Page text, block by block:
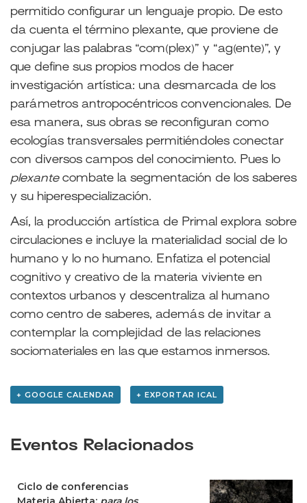
permitido configurar un lenguaje propio. De esto
da cuenta el término plexante, que proviene de
conjugar las palabras “com(plex)” y “ag(ente)”, y
que define sus propios modos de hacer
investigación artística: una desmarcada de los
parámetros antropocéntricos convencionales. De
esa manera, sus obras se reconfiguran como
ecologías transversales permitiéndoles conectar
con diversos campos del conocimiento. Pues lo
plexantecombate la segmentación de los saberes
y su hiperespecialización.
Así, la producción artística de Primal explora sobre
circulaciones e incluye la materialidad social de lo
humano y lo no humano. Enfatiza el potencial
cognitivo y creativo de la materia viviente en
contextos urbanos y descentraliza al humano
como centro de saberes, además de invitar a
contemplar la complejidad de las relaciones
sociomateriales en las que estamos inmersos.
+ GOOGLE CALENDAR + EXPORTAR ICAL
Eventos Relacionados
Ciclo de conferencias